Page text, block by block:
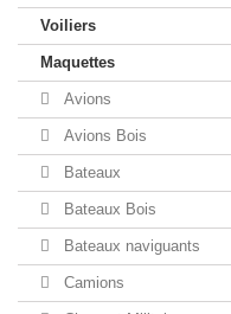
Voiliers
Maquettes
Avions
Avions Bois
Bateaux
Bateaux Bois
Bateaux naviguants
Camions